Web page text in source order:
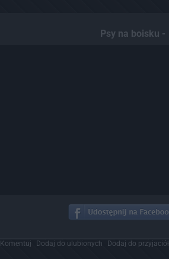
Psy na boisku -
Komentuj Dodaj do ulubionych Dodaj do przyjaciół